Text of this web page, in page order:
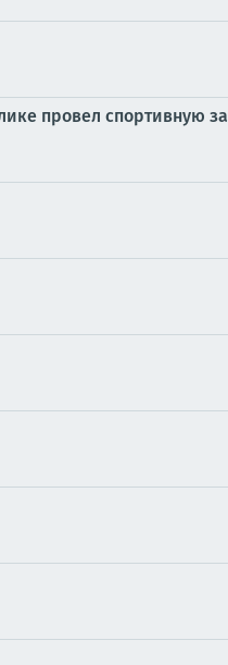
провел спортивную